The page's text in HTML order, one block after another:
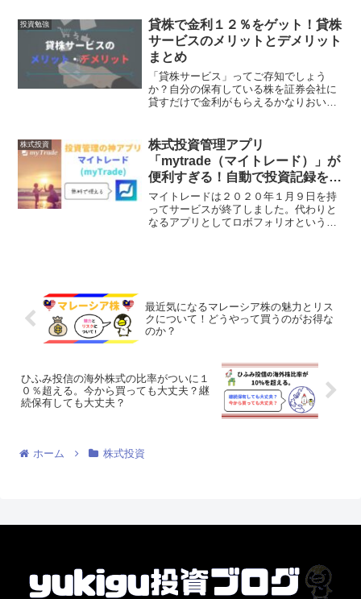
ら、かなり投資パフォーマンスが向上し
ました。株式投資は「買い...
投資勉強
貸株で金利１２％をゲット！貸株
サービスのメリットとデメリット
まとめ
「貸株サービス」ってご存知でしょう
か？自分の保有している株を証券会社に
貸すだけで金利がもらえるかなりおいし
利までもらえるというのは素晴らしいで
すね。ですが貸株サービスを...
株式投資
株式投資管理アプリ
「mytrade（マイトレード）」が
便利すぎる！自動で投資記録をつ
けてくれる神アプリです
マイトレードは２０２０年１月９日を持
ってサービスが終了しました。代わりと
なるアプリとしてロボフォリオというサ
最近気になるマレーシア株の魅力とリス
クについて！どうやって買うのがお得な
のか？
ひふみ投信の海外株式の比率がついに１
０％超える。今から買っても大丈夫？継
続保有しても大丈夫？
ホーム 株式投資